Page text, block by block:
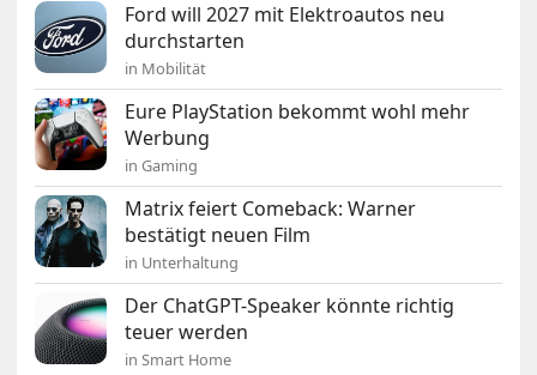
Ford will 2027 mit Elektroautos neu
durchstarten
in Mobilität
Eure PlayStation bekommt wohl mehr
Werbung
in Gaming
Matrix feiert Comeback: Warner
bestätigt neuen Film
in Unterhaltung
Der ChatGPT-Speaker könnte richtig
teuer werden
in Smart Home